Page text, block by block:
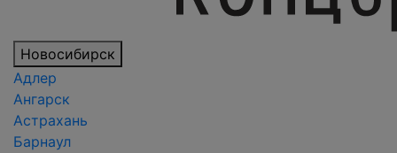
Новосибирск
Адлер
Ангарск
Астрахань
Барнаул